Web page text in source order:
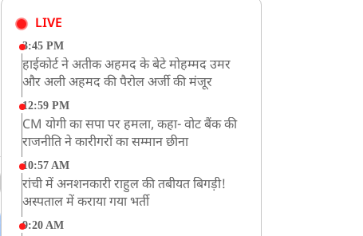
LIVE
3:45 PM
हाईकोर्ट ने अतीक अहमद के बेटे मोहम्मद उमर
और अली अहमद की पैरोल अर्जी की मंजूर
12:59 PM
CM योगी का सपा पर हमला, कहा- वोट बैंक की
राजनीति ने कारीगरों का सम्मान छीना
10:57 AM
रांची में अनशनकारी राहुल की तबीयत बिगड़ी!
अस्पताल में कराया गया भर्ती
9:20 AM